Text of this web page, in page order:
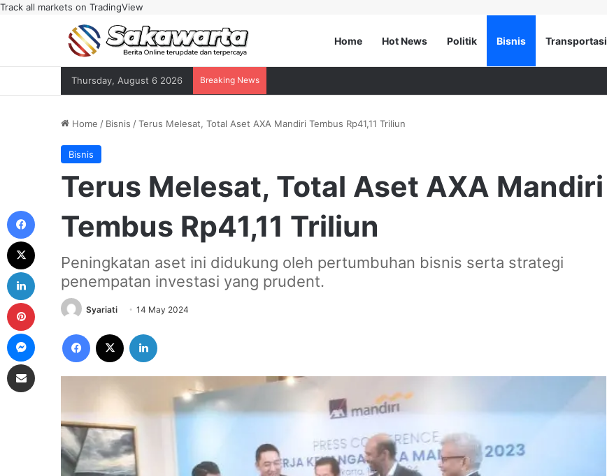
Track all markets on TradingView
Home Hot News Politik Bisnis Transportasi
Thursday, August 6 2026 Breaking News
Home / Bisnis /Terus Melesat, Total Aset AXA Mandiri Tembus Rp41,11 Triliun
Bisnis
Terus Melesat, Total Aset AXA Mandiri
Tembus Rp41,11 Triliun
Peningkatan aset ini didukung oleh pertumbuhan bisnis serta strategi
penempatan investasi yang prudent.
Syariati 14 May 2024
Facebook
LinkedIn
Pinterest
Messenger